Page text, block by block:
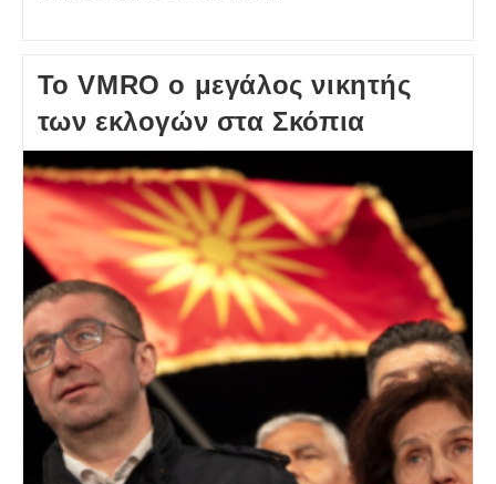
Το VMRO ο μεγάλος νικητής
των εκλογών στα Σκόπια